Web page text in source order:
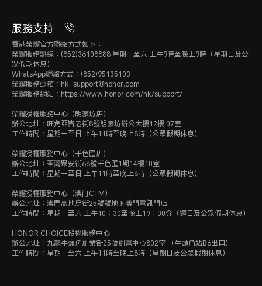
支援
電池
容量
5100mAh（額定值）
服務支持
香港榮耀官方聯絡方式如下：
榮耀服務熱線：(852)36108888 星期一至六 上午9時至晚上9時（星期日及公
眾假期休息）
WhatsApp聯絡方式：(852)95135103
榮耀服務郵箱：hk_support@honor.com
榮耀服務網站：https://www.honor.com/hk/support/
榮耀授權服務中心（朗豪坊店）
辦公地址：旺角亞皆老街8號朗豪坊辦公大樓42樓 07室
工作時間：星期一至日 上午11時至晚上8時（公眾假期休息）
榮耀授權服務中心（千色匯店）
辦公地址：荃灣眾安街68號千色匯1期14樓10室
工作時間：星期一至日 上午11時至晚上8時（公眾假期休息）
榮耀授權服務中心（澳门CTM）
辦公地址：澳門高地烏街25號號地下澳門電訊門店
工作時間：星期一至六 上午10：30至晚上19：30分（週日及公眾假期休息）
HONOR CHOICE授權服務中心
辦公地址：九龍牛頭角創業街25號創富中心802室 （牛頭角站B6出口）
工作時間：星期一至六 上午11時至晚上8時（星期日及公眾假期休息）